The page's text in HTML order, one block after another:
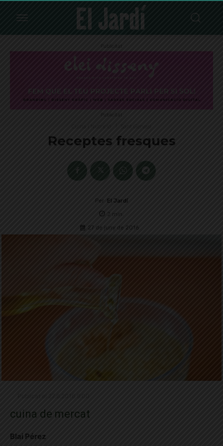
Publicitat
Publicitat
Receptes fresques
Per El Jardí
2 min.
27 de juny de 2016
cuina de mercat
Blai Pérez